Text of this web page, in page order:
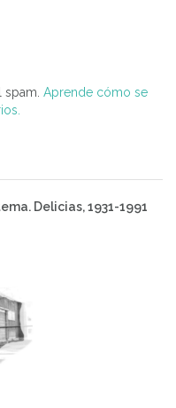
Aprende cómo se
Delicias, 1931-1991